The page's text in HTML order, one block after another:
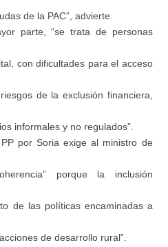
de la PAC”, advierte.
parte, “se trata de personas
con dificultades para el acceso
de la exclusión financiera,
informales y no regulados”.
por Soria exige al ministro de
porque la inclusión
de las políticas encaminadas a
de desarrollo rural”.